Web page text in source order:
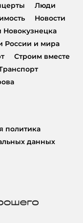
Люди
Новости
Новокузнецка
России и мира
Строим вместе
политика
данных